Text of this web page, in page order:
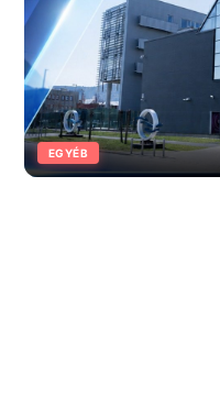
EGYÉB